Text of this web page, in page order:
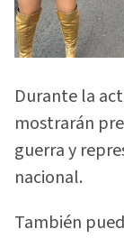
Durante la
mostrarán
guerra y
nacional.
También